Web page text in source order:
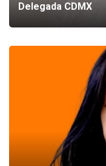
Delegada CDMX